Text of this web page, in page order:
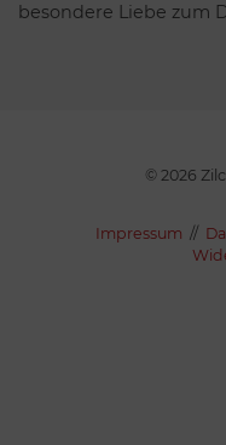
besondere Liebe zum
© 2026
Impressum //